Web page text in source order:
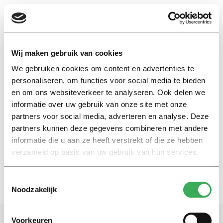
Wij maken gebruik van cookies
We gebruiken cookies om content en advertenties te
personaliseren, om functies voor social media te bieden
en om ons websiteverkeer te analyseren. Ook delen we
informatie over uw gebruik van onze site met onze
partners voor social media, adverteren en analyse. Deze
partners kunnen deze gegevens combineren met andere
informatie die u aan ze heeft verstrekt of die ze hebben
verzameld op basis van uw gebruik van hun services.
Noodzakelijk
Voorkeuren
EN
brad pitt
Nieuws
Filmrecensie Fury: vijf soldaten
hutjemutje in tank
24 oktober 2014